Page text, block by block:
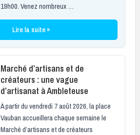
19h00. Venez nombreux …
Lire la suite »
Marché d’artisans et de
créateurs : une vague
d’artisanat à Ambleteuse
À partir du vendredi 7 août 2026, la place
Vauban accueillera chaque semaine le
Marché d’artisans et de créateurs